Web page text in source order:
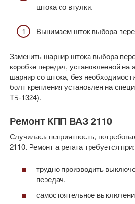
штока со втулки.
Вынимаем шток выбора
Заменить шарнир штока выбора
коробке передач, установленной на
шарнир со штока, без
болт крепления установлен на
ТБ-1324).
Ремонт КПП ВАЗ 2110
Случилась неприятность,
2110. Ремонт агрегата требуется при:
трудно производить
передач.
самостоятельное